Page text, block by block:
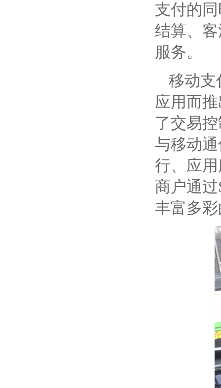
支付的
结算、
服务。
移动支
应用而
了交易
与移动
行、应
商户通
丰富多